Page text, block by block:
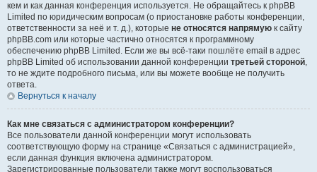
кем и как данная конференция используется. Не обращайтесь к phpBB
Limited по юридическим вопросам (о приостановке работы конференции,
ответственности за неё и т. д.), которые не относятся напрямую к сайту
phpBB.com или которые частично относятся к программному
обеспечению phpBB Limited. Если же вы всё-таки пошлёте email в адрес
phpBB Limited об использовании данной конференции третьей стороной,
то не ждите подробного письма, или вы можете вообще не получить
ответа.
Вернуться к началу
Как мне связаться с администратором конференции?
Все пользователи данной конференции могут использовать
соответствующую форму на странице «Связаться с администрацией»,
если данная функция включена администратором.
Зарегистрированные пользователи также могут воспользоваться